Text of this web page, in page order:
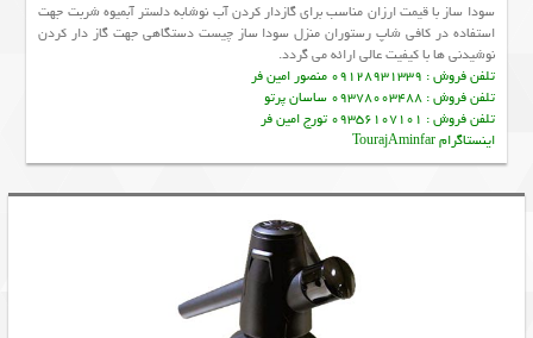
سودا ساز با قیمت ارزان مناسب برای گازدار کردن آب نوشابه دلستر آبمیوه شربت جهت
استفاده در کافی شاپ رستوران منزل سودا ساز چیست دستگاهی جهت گاز دار کردن
نوشیدنی ها با کیفیت عالی ارائه می گردد.
تلفن فروش : 09128931339 منصور امین فر
تلفن فروش : 09378003488 ساسان پرتو
تلفن فروش : 09356107101 تورج امین فر
اینستاگرام TourajAminfar